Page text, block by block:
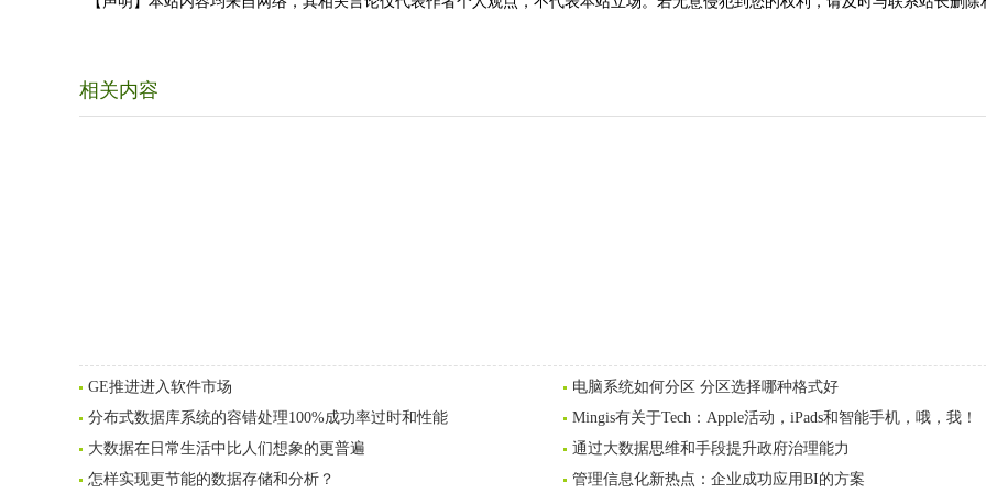
相关内容
GE推进进入软件市场
电脑系统如何分区 分区选择哪种格式好
分布式数据库系统的容错处理100%成功率过时和性能
Mingis有关于Tech：Apple活动，iPads和智能手机，哦，我！
大数据在日常生活中比人们想象的更普遍
通过大数据思维和手段提升政府治理能力
怎样实现更节能的数据存储和分析？
管理信息化新热点：企业成功应用BI的方案